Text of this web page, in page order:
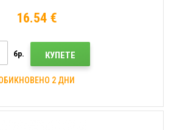
16.54 €
бр. КУПЕТЕ
2 ДНИ